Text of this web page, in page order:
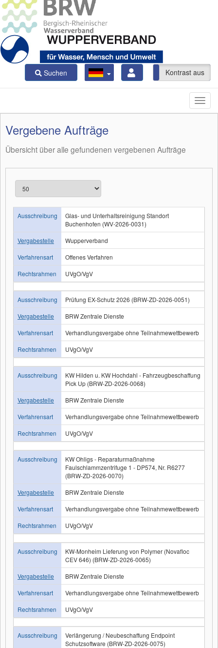
Suchen Kontrast ein Kontrast aus
Vergebene Aufträge
Übersicht über alle gefundenen vergebenen Aufträge
Ausschreibung
Glas- und Unterhaltsreinigung Standort
Buchenhofen (WV-2026-0031)
Vergabestelle
Wupperverband
Verfahrensart
Offenes Verfahren
Rechtsrahmen
UVgO/VgV
Ausschreibung
Prüfung EX-Schutz 2026 (BRW-ZD-2026-0051)
Vergabestelle
BRW Zentrale Dienste
Verfahrensart
Verhandlungsvergabe ohne Teilnahmewettbewerb
Rechtsrahmen
UVgO/VgV
Ausschreibung
KW Hilden u. KW Hochdahl - Fahrzeugbeschaffung
Pick Up (BRW-ZD-2026-0068)
Vergabestelle
BRW Zentrale Dienste
Verfahrensart
Verhandlungsvergabe ohne Teilnahmewettbewerb
Rechtsrahmen
UVgO/VgV
Ausschreibung
KW Ohligs - Reparaturmaßnahme
Faulschlammzentrifuge 1 - DP574, Nr. R6277
(BRW-ZD-2026-0070)
Vergabestelle
BRW Zentrale Dienste
Verfahrensart
Verhandlungsvergabe ohne Teilnahmewettbewerb
Rechtsrahmen
UVgO/VgV
Ausschreibung
KW-Monheim Lieferung von Polymer (Novafloc
CEV 646) (BRW-ZD-2026-0065)
Vergabestelle
BRW Zentrale Dienste
Verfahrensart
Verhandlungsvergabe ohne Teilnahmewettbewerb
Rechtsrahmen
UVgO/VgV
Ausschreibung
Verlängerung / Neubeschaffung Endpoint
Schutzsoftware (BRW-ZD-2026-0075)